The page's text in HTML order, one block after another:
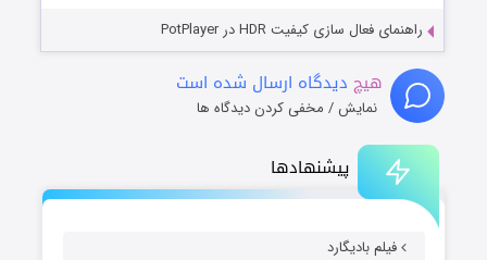
پیشنهادها
فیلم بادیگارد
راهنمای فعال سازی کیفیت HDR در PotPlayer
هیچ دیدگاه ارسال شده است
نمایش / مخفی کردن دیدگاه ها